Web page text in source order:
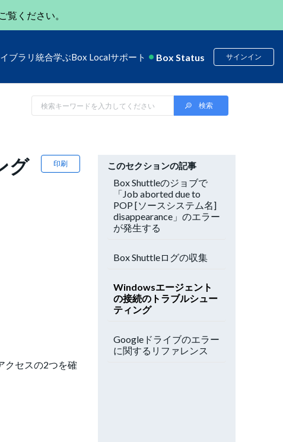
覧ください。
ブラリ 統合学ぶBox Localサポート Box Status サインイン
印刷
グ
クセスの2つを確
このセクションの記事
Box Shuttleのジョブで
「Job aborted due to
POP [ソースシステム名]
disappearance」のエラー
が発生する
Box Shuttleログの収集
Windowsエージェント
の接続のトラブルシュー
ティング
Googleドライブのエラー
に関するリファレンス